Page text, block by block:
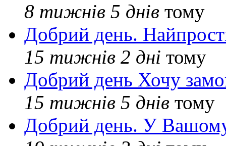
8 тижнів 5 днів тому
Добрий день.
15 тижнів 2 дні тому
Добрий день Хочу
15 тижнів 5 днів тому
Добрий день. У Вашому